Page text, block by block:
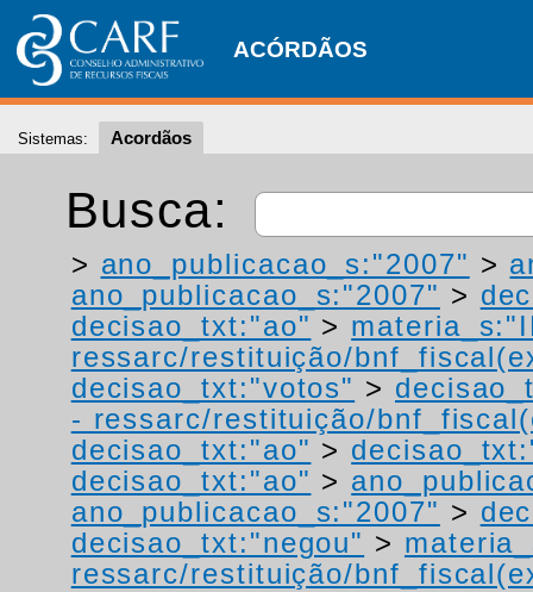
ACÓRDÃOS
Sistemas: Acordãos
Busca:
> ano_publicacao_s:"2007" >
ano_publicacao_s:"2007" >
decisao_txt:"ao" >
ressarc/restituição/
decisao_txt:"votos" >
- ressarc/restituição/
decisao_txt:"ao" >
decisao_txt:"ao" >
ano_publicacao_s:"2007" >
decisao_txt:"negou" >
ressarc/restituição/